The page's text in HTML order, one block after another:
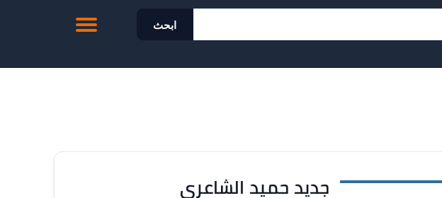
ابحث
جديد حميد الشاعري